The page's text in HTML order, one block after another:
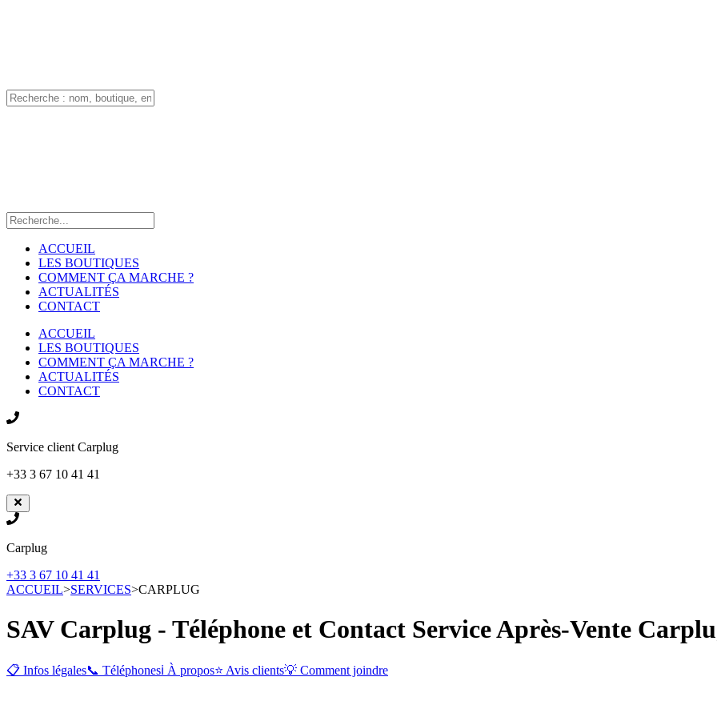
ACCUEIL
LES BOUTIQUES
COMMENT ÇA MARCHE ?
ACTUALITÉS
CONTACT
ACCUEIL
LES BOUTIQUES
COMMENT ÇA MARCHE ?
ACTUALITÉS
CONTACT
Service client Carplug
+33 3 67 10 41 41
Carplug
+33 3 67 10 41 41
ACCUEIL>SERVICES>CARPLUG
SAV Carplug - Téléphone et Contact Service Après-Vente
📋 Infos légales📞 Téléphonesℹ️ À propos⭐ Avis clients💡 Comment joindre